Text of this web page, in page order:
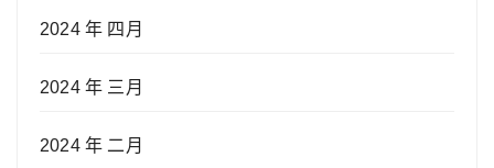
2024 年 四月
2024 年 三月
2024 年 二月